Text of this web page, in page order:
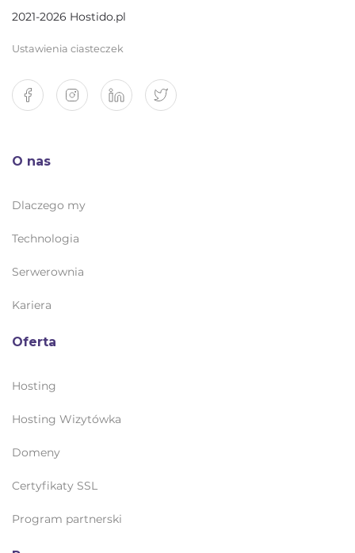
2021-2026 Hostido.pl
Ustawienia ciasteczek
O nas
Dlaczego my
Technologia
Serwerownia
Kariera
Oferta
Hosting
Hosting Wizytówka
Domeny
Certyfikaty SSL
Program partnerski